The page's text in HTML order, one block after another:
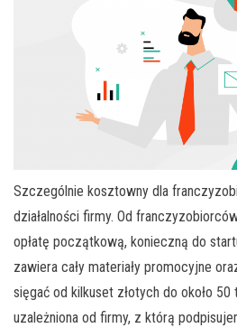
Szczególnie kosztowny dla
działalności firmy. Od
opłatę początkową, konieczną do
zawiera cały materiały promocyjne
sięgać od kilkuset złotych do około
uzależniona od firmy, z którą